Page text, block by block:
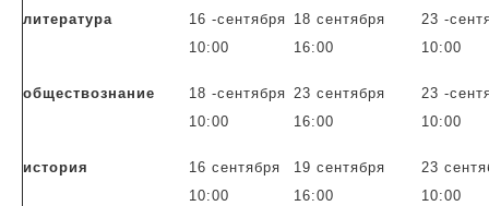
литература
16 -сентября
10:00
18 сентября
16:00
23 -
10:00
обществознание
18 -сентября
10:00
23 сентября
16:00
23 -
10:00
история
16 сентября
10:00
19 сентября
16:00
23
10:00